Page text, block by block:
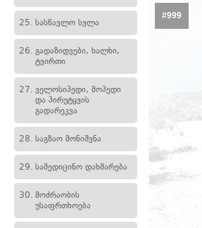
25. სასწავლო სვლა
26. გადაზიდვები, ხალხი,
ტვირთი
27. ველოსიპედი, მოპედი
და პირუტყვის
გადარეკვა
28. საგზაო მონიშვნა
29. სამედიცინო დახმარება
30. მოძრაობის
უსაფრთხოება
#999